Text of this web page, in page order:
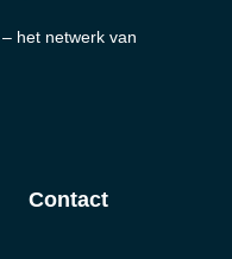
– het netwerk van
Contact